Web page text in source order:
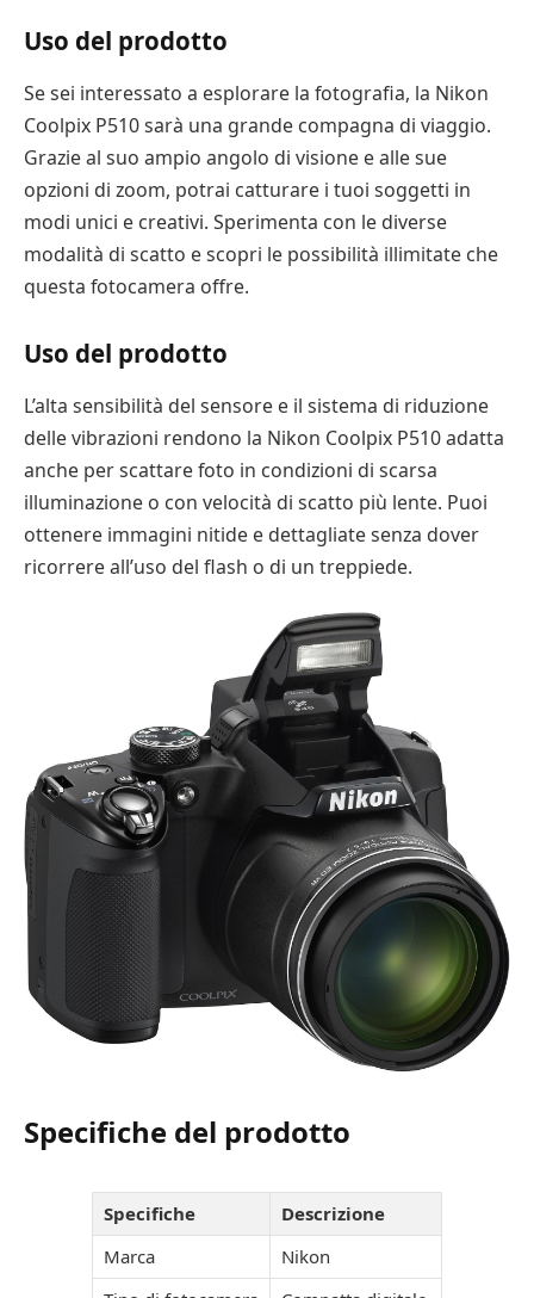
Uso del prodotto
Se sei interessato a esplorare la fotografia, la Nikon
Coolpix P510 sarà una grande compagna di viaggio.
Grazie al suo ampio angolo di visione e alle sue
opzioni di zoom, potrai catturare i tuoi soggetti in
modi unici e creativi. Sperimenta con le diverse
modalità di scatto e scopri le possibilità illimitate che
questa fotocamera offre.
Uso del prodotto
L’alta sensibilità del sensore e il sistema di riduzione
delle vibrazioni rendono la Nikon Coolpix P510 adatta
anche per scattare foto in condizioni di scarsa
illuminazione o con velocità di scatto più lente. Puoi
ottenere immagini nitide e dettagliate senza dover
ricorrere all’uso del flash o di un treppiede.
Specifiche del prodotto
Specifiche
Descrizione
Marca
Nikon